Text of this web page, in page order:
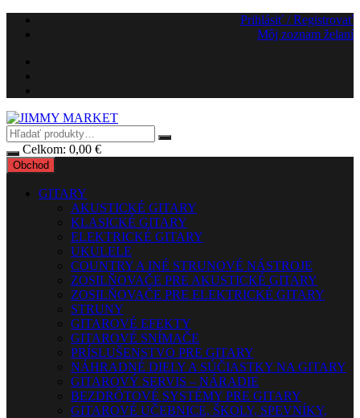
Preskočiť
Prihlásiť / Registrovať
Môj zoznam želaní
Celkom: 0,00 €
Obchod
GITARY
AKUSTICKÉ GITARY
KLASICKÉ GITARY
ELEKTRICKÉ GITARY
UKULELE
COUNTRY A INÉ STRUNOVÉ NÁSTROJE
ZOSILŇOVAČE PRE AKUSTICKÉ GITARY
ZOSILŇOVAČE PRE ELEKTRICKÉ GITARY
STRUNY
GITAROVÉ EFEKTY
GITAROVÉ SNÍMAČE
PRÍSLUŠENSTVO PRE GITARY
NÁHRADNÉ DIELY A SÚČIASTKY NA GITARY
GITAROVÝ SERVIS – NÁRADIE
BEZDRÔTOVÉ SYSTÉMY PRE GITARY
GITAROVÉ UČEBNICE, ŠKOLY, SPEVNÍKY,